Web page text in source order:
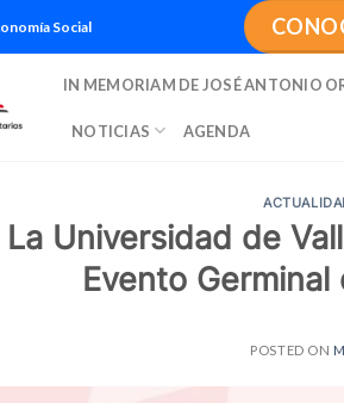
Social
IN MEMORIAM DE JOSÉ ANTONIO
NOTICIAS AGENDA
La Universidad de
Evento
POSTED ON